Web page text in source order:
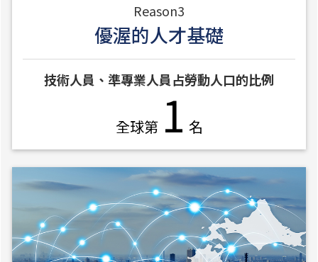
Reason3
優渥的人才基礎
技術人員、準專業人員占勞動人口的比例
全球第 1 名